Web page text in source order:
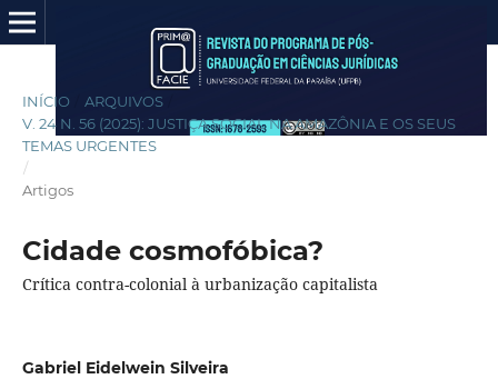
INÍCIO ARQUIVOS
V. 24 N. 56 (2025): JUSTIÇA SOCIAL NA AMAZÔNIA E OS SEUS
TEMAS URGENTES
/
Artigos
Cidade cosmofóbica?
Crítica contra-colonial à urbanização capitalista
Gabriel Eidelwein Silveira